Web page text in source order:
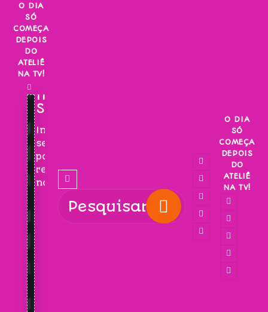
Skip
content
O DIA
SÓ
COMEÇA
DEPOIS
DO
ATELIÊ
NA TV!
INSCREVA-
SE!
Inscreva-
se
para
receber
novidades!
O DIA
SÓ
COMEÇA
DEPOIS
DO
ATELIÊ
NA TV!